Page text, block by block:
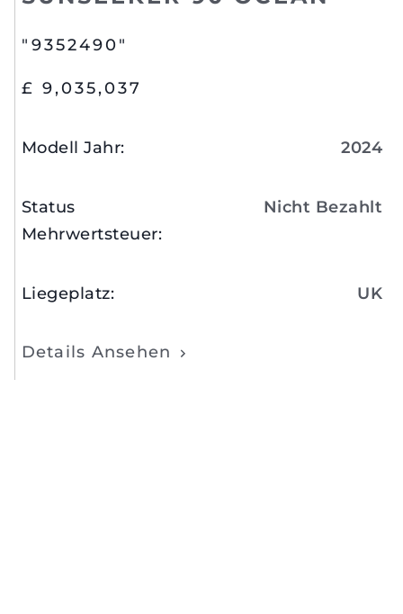
"9352490"
£ 9,035,037
Modell Jahr: 2024
Status
Mehrwertsteuer:
Nicht Bezahlt
Liegeplatz: UK
Details Ansehen